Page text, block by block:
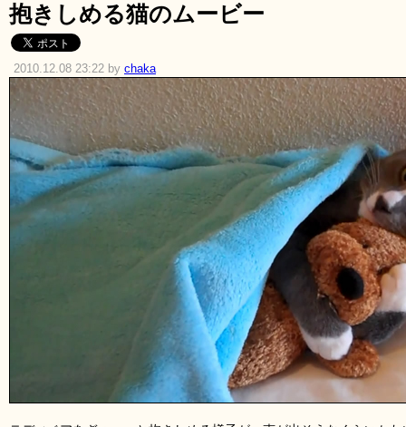
抱きしめる猫のムービー
2010.12.08 23:22 by chaka